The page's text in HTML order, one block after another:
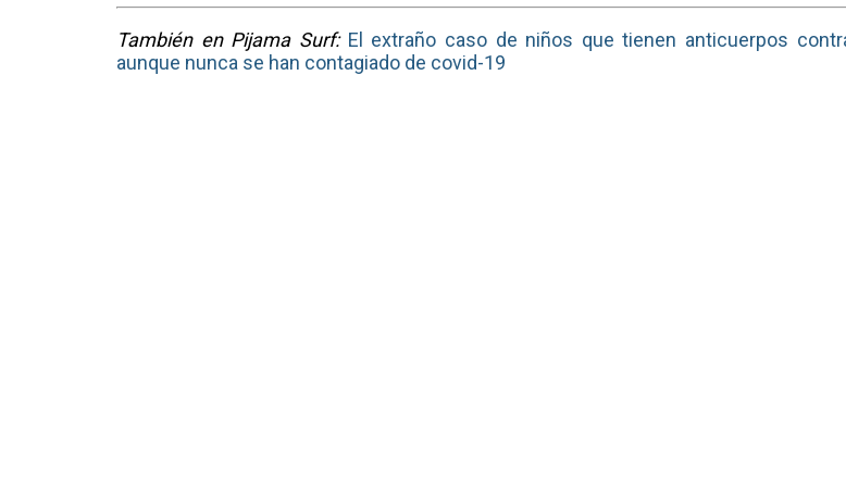
También en Pijama Surf: El extraño caso de niños que tienen anticuerpos
aunque nunca se han contagiado de covid-19